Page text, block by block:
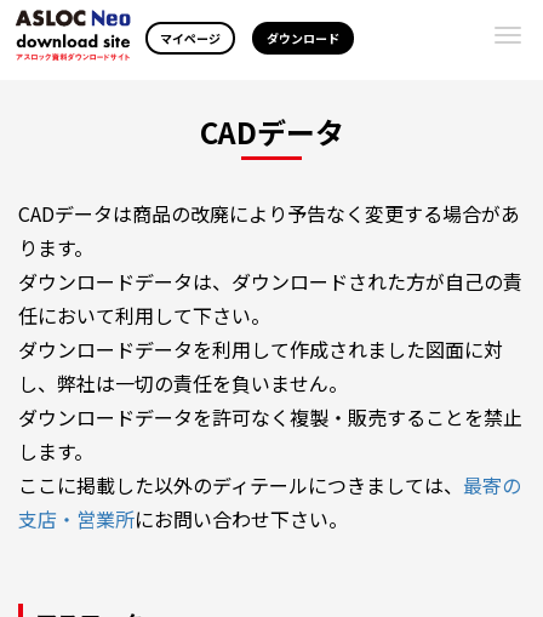
マイページ ダウンロード
CADデータ
CADデータは商品の改廃により予告なく変更する場合があ
ります。
ダウンロードデータは、ダウンロードされた方が自己の責
任において利用して下さい。
ダウンロードデータを利用して作成されました図面に対
し、弊社は一切の責任を負いません。
ダウンロードデータを許可なく複製・販売することを禁止
します。
ここに掲載した以外のディテールにつきましては、 最寄の
支店・営業所にお問い合わせ下さい。